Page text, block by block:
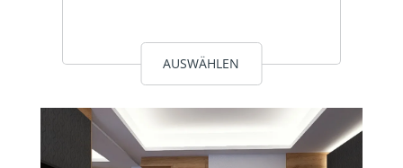
AUSWÄHLEN